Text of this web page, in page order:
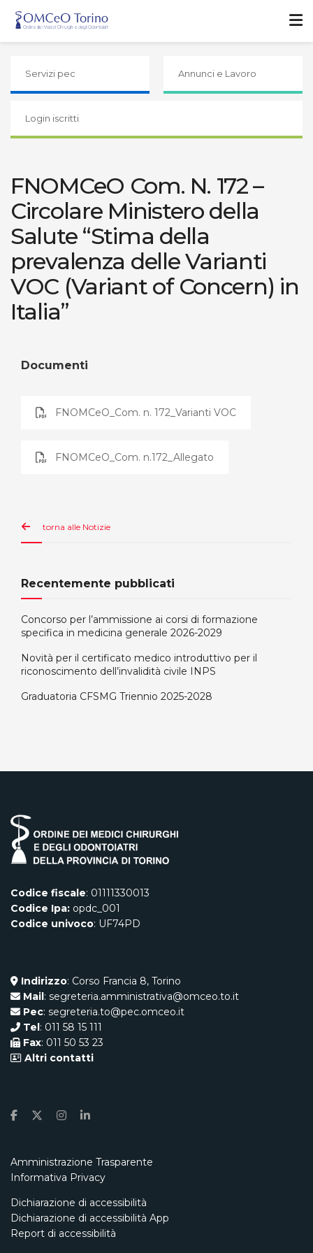
Servizi pec Annunci e Lavoro
Login iscritti
FNOMCeO Com. N. 172 –
Circolare Ministero della
Salute “Stima della
prevalenza delle Varianti
VOC (Variant of Concern) in
Italia”
Documenti
FNOMCeO_Com. n. 172_Varianti VOC
FNOMCeO_Com. n.172_Allegato
torna alle Notizie
Recentemente pubblicati
Concorso per l’ammissione ai corsi di formazione
specifica in medicina generale 2026-2029
Novità per il certificato medico introduttivo per il
riconoscimento dell’invalidità civile INPS
Graduatoria CFSMG Triennio 2025-2028
Codice fiscale: 01111330013
Codice Ipa: opdc_001
Codice univoco: UF74PD
Indirizzo: Corso Francia 8, Torino
Mail: segreteria.amministrativa@omceo.to.it
Pec: segreteria.to@pec.omceo.it
Tel: 011 58 15 111
Fax: 011 50 53 23
Altri contatti
Amministrazione Trasparente
Informativa Privacy
Dichiarazione di accessibilità
Dichiarazione di accessibilità App
Report di accessibilità